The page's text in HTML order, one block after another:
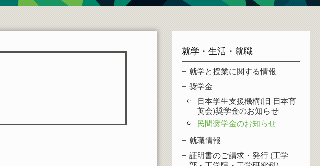
就学・生活・就職
就学と授業に関する情報
奨学金
日本学生支援機構(旧 日本育
英会)奨学金のお知らせ
民間奨学金のお知らせ
就職情報
証明書のご請求・発行 (工学